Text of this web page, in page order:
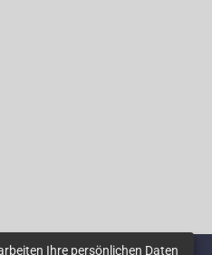
Ihre persönlichen Daten